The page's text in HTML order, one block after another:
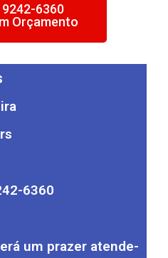
9242-6360
Orçamento
6360
um prazer atende-